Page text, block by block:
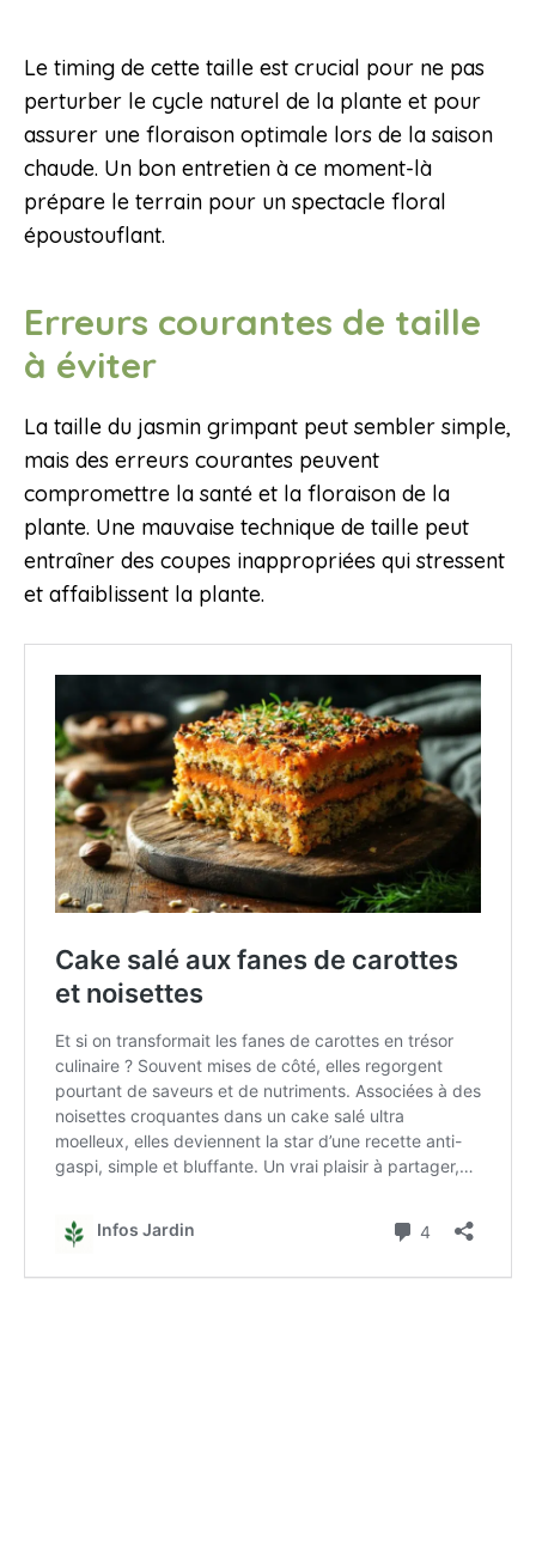
Le timing de cette taille est crucial pour ne pas
perturber le cycle naturel de la plante et pour
assurer une floraison optimale lors de la saison
chaude. Un bon entretien à ce moment-là
prépare le terrain pour un spectacle floral
époustouflant.
Erreurs courantes de taille
à éviter
La taille du jasmin grimpant peut sembler simple,
mais des erreurs courantes peuvent
compromettre la santé et la floraison de la
plante. Une mauvaise technique de taille peut
entraîner des coupes inappropriées qui stressent
et affaiblissent la plante.